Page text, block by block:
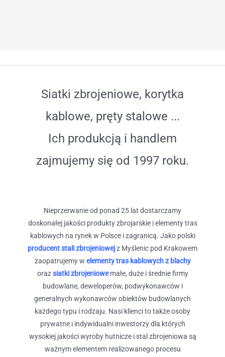
Siatki zbrojeniowe, korytka
kablowe, pręty stalowe ...
Ich produkcją i handlem
zajmujemy się od 1997 roku.
Nieprzerwanie od ponad 25 lat dostarczamy
doskonałej jakości produkty zbrojarskie i elementy tras
kablowych na rynek w Polsce i zagranicą. Jako polski
producent stali zbrojeniowejz Myślenic pod Krakowem
zaopatrujemy w elementy tras kablowych z blachy
orazsiatki zbrojeniowemałe, duże i średnie firmy
budowlane, deweloperów, podwykonawców i
generalnych wykonawców obiektów budowlanych
każdego typu i rodzaju. Nasi klienci to także osoby
prywatne i indywidualni inwestorzy dla których
wysokiej jakości wyroby hutnicze i stal zbrojeniowa są
ważnym elementem realizowanego procesu